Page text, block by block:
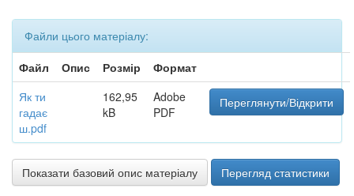
Файли цього матеріалу:
Файл
Опис Розмір
Формат
Як ти
гадає
ш.pdf
162,95
kB
Adobe
PDF
Переглянути/Відкрити
Показати базовий опис матеріалу Перегляд статистики